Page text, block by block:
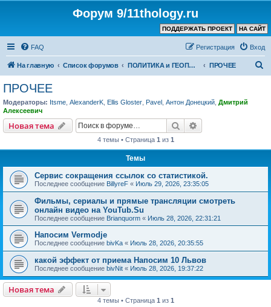
Форум 9/11thology.ru
НА САЙТ
ПОДДЕРЖАТЬ ПРОЕКТ
FAQ Вход
Регистрация
На главную Список форумов ПОЛИТИКА и ГЕОПОЛИТИКА ПРОЧЕЕ
ПРОЧЕЕ
Модераторы: Itsme AlexanderK Ellis Gloster Pavel Антон Донецкий Дмитрий
Алексеевич
Новая тема Поиск
4 темы • Страница 1 из 1
Темы
Сервис сокращения ссылок со статистикой.
Последнее сообщение BillyreF « Июль 29, 2026, 23:35:05
Фильмы, сериалы и прямые трансляции смотреть
онлайн видео на YouTub.Su
Последнее сообщение Brianquorm « Июль 28, 2026, 22:31:21
Напосим Vermodje
Последнее сообщение bivKa « Июль 28, 2026, 20:35:55
какой эффект от приема Напосим 10 Львов
Последнее сообщение bivNit « Июль 28, 2026, 19:37:22
Новая тема
4 темы • Страница 1 из 1